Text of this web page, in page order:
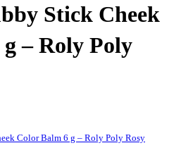
Stick Cheek
– Roly Poly
Color Balm 6 g – Roly Poly Rosy